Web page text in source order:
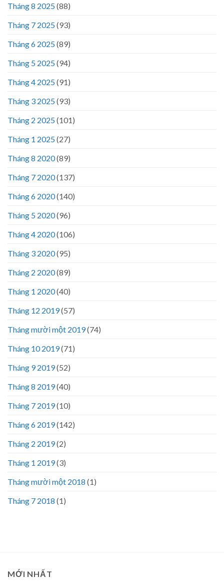
Tháng 8 2025(88)
Tháng 7 2025(93)
Tháng 6 2025(89)
Tháng 5 2025(94)
Tháng 4 2025(91)
Tháng 3 2025(93)
Tháng 2 2025(101)
Tháng 1 2025(27)
Tháng 8 2020(89)
Tháng 7 2020(137)
Tháng 6 2020(140)
Tháng 5 2020(96)
Tháng 4 2020(106)
Tháng 3 2020(95)
Tháng 2 2020(89)
Tháng 1 2020(40)
Tháng 12 2019(57)
Tháng mười một 2019(74)
Tháng 10 2019(71)
Tháng 9 2019(52)
Tháng 8 2019(40)
Tháng 7 2019(10)
Tháng 6 2019(142)
Tháng 2 2019(2)
Tháng 1 2019(3)
Tháng mười một 2018 (1)
Tháng 7 2018 (1)
MỚI NHẤT